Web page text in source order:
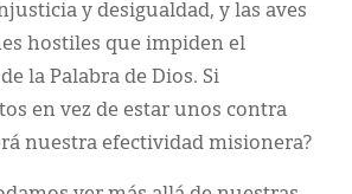
y desigualdad, y las aves
hostiles que impiden el
la Palabra de Dios. Si
en vez de estar unos contra
nuestra efectividad misionera?